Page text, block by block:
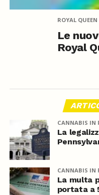
ROYAL QUEEN
Le
Royal
CANNABIS IN
La
CANNABIS IN
La multa
portata a